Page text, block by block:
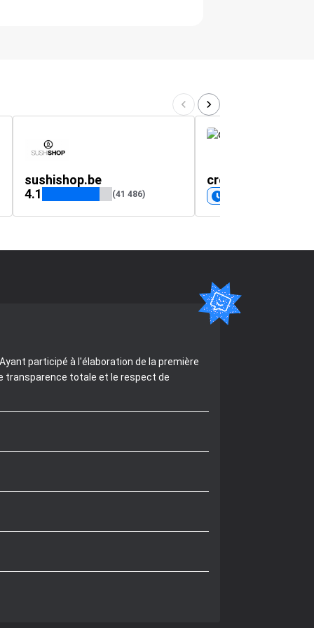
sushishop.be
4.1
(41 486)
croq-kilos.com
participé à l'élaboration de la première
transparence totale et le respect de